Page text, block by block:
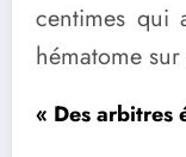
centimes qui
hématome
« Des arbitres